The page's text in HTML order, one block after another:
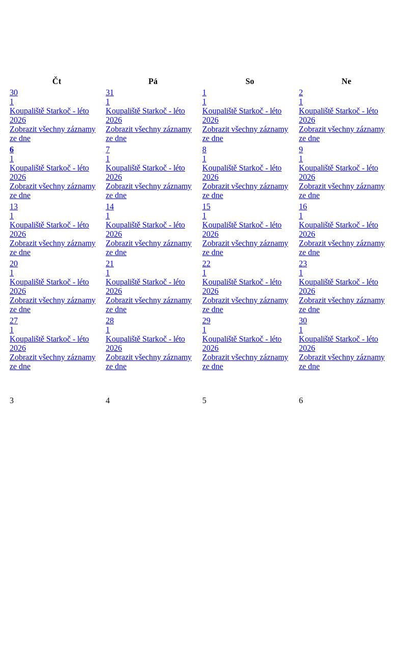
Čt Pá So
Ne
30
1
Koupaliště Starkoč - léto
2026
Zobrazit všechny záznamy
ze dne
31
1
Koupaliště Starkoč - léto
2026
Zobrazit všechny záznamy
ze dne
1
1
Koupaliště Starkoč - léto
2026
Zobrazit všechny záznamy
ze dne
2
1
Koupaliště Starkoč - léto
2026
Zobrazit všechny záznamy
ze dne
6
1
Koupaliště Starkoč - léto
2026
Zobrazit všechny záznamy
ze dne
7
1
Koupaliště Starkoč - léto
2026
Zobrazit všechny záznamy
ze dne
8
1
Koupaliště Starkoč - léto
2026
Zobrazit všechny záznamy
ze dne
9
1
Koupaliště Starkoč - léto
2026
Zobrazit všechny záznamy
ze dne
13
1
Koupaliště Starkoč - léto
2026
Zobrazit všechny záznamy
ze dne
14
1
Koupaliště Starkoč - léto
2026
Zobrazit všechny záznamy
ze dne
15
1
Koupaliště Starkoč - léto
2026
Zobrazit všechny záznamy
ze dne
16
1
Koupaliště Starkoč - léto
2026
Zobrazit všechny záznamy
ze dne
20
1
Koupaliště Starkoč - léto
2026
Zobrazit všechny záznamy
ze dne
21
1
Koupaliště Starkoč - léto
2026
Zobrazit všechny záznamy
ze dne
22
1
Koupaliště Starkoč - léto
2026
Zobrazit všechny záznamy
ze dne
23
1
Koupaliště Starkoč - léto
2026
Zobrazit všechny záznamy
ze dne
27
1
Koupaliště Starkoč - léto
2026
Zobrazit všechny záznamy
ze dne
28
1
Koupaliště Starkoč - léto
2026
Zobrazit všechny záznamy
ze dne
29
1
Koupaliště Starkoč - léto
2026
Zobrazit všechny záznamy
ze dne
30
1
Koupaliště Starkoč - léto
2026
Zobrazit všechny záznamy
ze dne
3 4 5 6